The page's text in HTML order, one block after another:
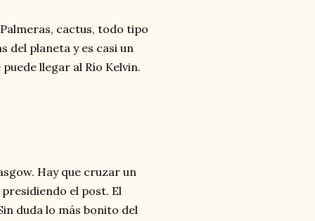
cactus, todo tipo
del planeta y es casi un
llegar al Río Kelvin.
Hay que cruzar un
el post. El
duda lo más bonito del